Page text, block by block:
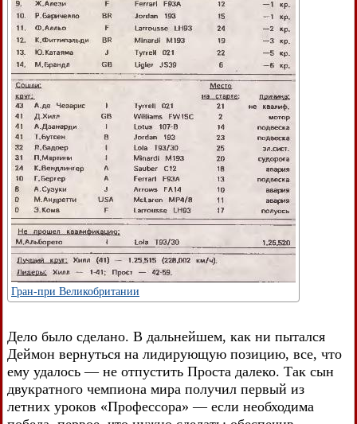
Гран-при Великобритании
Дело было сделано. В дальнейшем, как ни пытался
Деймон вернуться на лидирующую позицию, все, что
ему удалось — не отпустить Проста далеко. Так сын
двукратного чемпиона мира получил первый из
летних уроков «Профессора» — если необходима